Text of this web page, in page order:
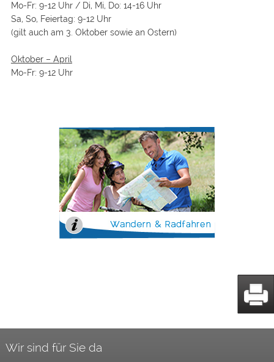
Mo-Fr: 9-12 Uhr / Di, Mi, Do: 14-16 Uhr
Sa, So, Feiertag: 9-12 Uhr
(gilt auch am 3. Oktober sowie an Ostern)
Oktober – April
Mo-Fr: 9-12 Uhr
Wir sind für Sie da